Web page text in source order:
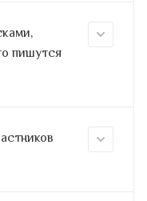
пишутся